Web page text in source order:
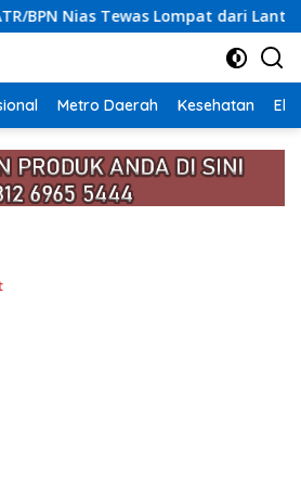
dari Lantai 12 Apartemen, Berawal
Metro Daerah Kesehatan